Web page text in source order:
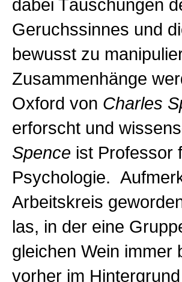
dabei Täuschungen
Geruchssinnes und
bewusst zu
Zusammenhänge
Oxford von Charles
erforscht und
Spence ist Professor
Psychologie.
Arbeitskreis
las, in der eine
gleichen Wein immer
vorher im